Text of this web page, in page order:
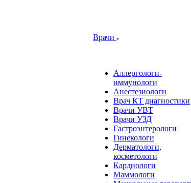
Врачи
Аллергологи-
иммунологи
Анестезиологи
Врач КТ диагностики
Врачи УВТ
Врачи УЗД
Гастроэнтерологи
Гинекологи
Дерматологи,
косметологи
Кардиологи
Маммологи